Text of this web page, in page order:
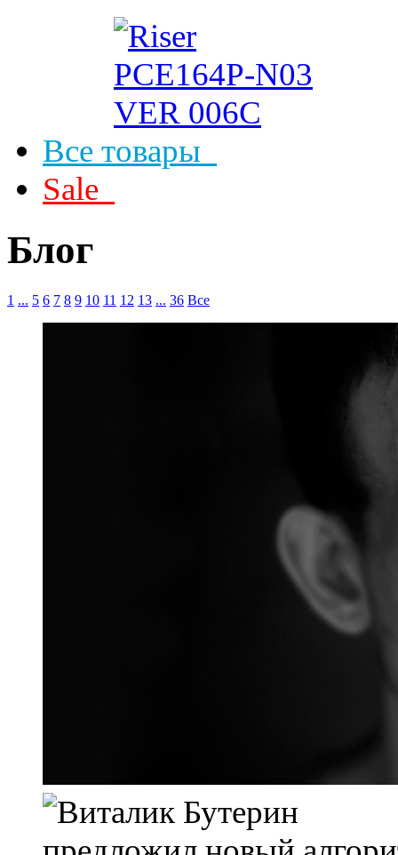
Все товары
Sale
Блог
1 ... 5 6 7 8 9 10 11 12 13 ... 36 Все